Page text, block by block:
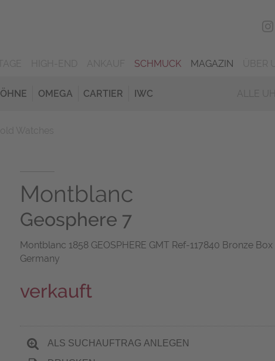
SCHMUCK MAGAZIN
OMEGA CARTIER IWC ALLE
Montblanc
Geosphere 7
Montblanc 1858 GEOSPHERE GMT Ref-117840 Bronze
Germany
verkauft
ALS SUCHAUFTRAG ANLEGEN